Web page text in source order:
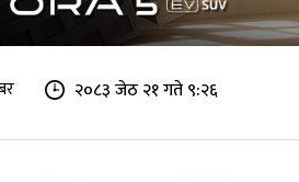
२०८३ जेठ २१ गते ९:२६